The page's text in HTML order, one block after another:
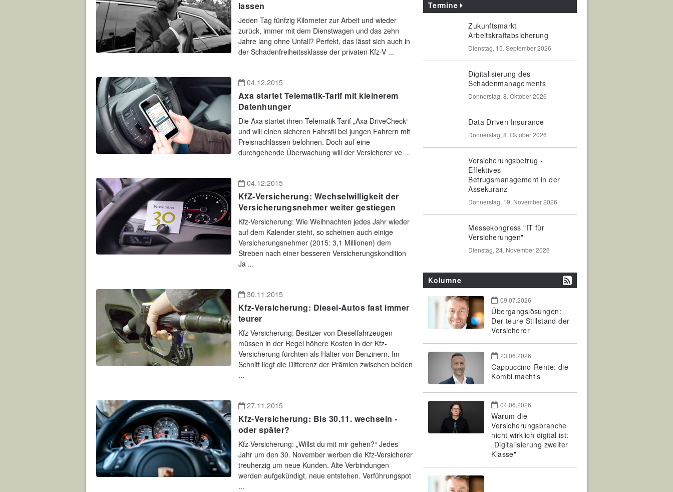
lassen
Jeden Tag fünfzig Kilometer zur Arbeit und wieder
zurück, immer mit dem Dienstwagen und das zehn
Jahre lang ohne Unfall? Perfekt, das lässt sich auch in
der Schadenfreiheitssklasse der privaten Kfz-V ...
04.12.2015
Axa startet Telematik-Tarif mit kleinerem
Datenhunger
Die Axa startet ihren Telematik-Tarif „Axa DriveCheck“
und will einen sicheren Fahrstil bei jungen Fahrern mit
Preisnachlässen belohnen. Doch auf eine
durchgehende Überwachung will der Versicherer ve ...
04.12.2015
KfZ-Versicherung: Wechselwilligkeit der
Versicherungsnehmer weiter gestiegen
Kfz-Versicherung: Wie Weihnachten jedes Jahr wieder
auf dem Kalender steht, so scheinen auch einige
Versicherungsnehmer (2015: 3,1 Millionen) dem
Streben nach einer besseren Versicherungskondition
Ja ...
30.11.2015
Kfz-Versicherung: Diesel-Autos fast immer
teurer
Kfz-Versicherung: Besitzer von Dieselfahrzeugen
müssen in der Regel höhere Kosten in der Kfz-
Versicherung fürchten als Halter von Benzinern. Im
Schnitt liegt die Differenz der Prämien zwischen beiden
...
27.11.2015
Kfz-Versicherung: Bis 30.11. wechseln -
oder später?
Kfz-Versicherung: „Willst du mit mir gehen?“ Jedes
Jahr um den 30. November werben die Kfz-Versicherer
treuherzig um neue Kunden. Alte Verbindungen
werden aufgekündigt, neue entstehen. Verführungspot
...
Termine
Zukunftsmarkt
Arbeitskraftabsicherung
Dienstag, 15. September 2026
Digitalisierung des
Schadenmanagements
Donnerstag, 8. Oktober 2026
Data Driven Insurance
Donnerstag, 8. Oktober 2026
Versicherungsbetrug -
Effektives
Betrugsmanagement in der
Assekuranz
Donnerstag, 19. November 2026
Messekongress "IT für
Versicherungen"
Dienstag, 24. November 2026
Kolumne
09.07.2026
Übergangslösungen:
Der teure Stillstand der
Versicherer
23.06.2026
Cappuccino-Rente: die
Kombi macht’s
04.06.2026
Warum die
Versicherungsbranche
nicht wirklich digital ist:
„Digitalisierung zweiter
Klasse"